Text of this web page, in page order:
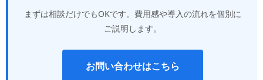
まずは相談だけでもOKです。費用感や導入の流れを個別に
ご説明します。
お問い合わせはこちら